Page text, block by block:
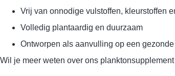
Vrij van onnodige vulstoffen, kleurstoffen
Volledig plantaardig en duurzaam
Ontworpen als aanvulling op een
Wil je meer weten over ons